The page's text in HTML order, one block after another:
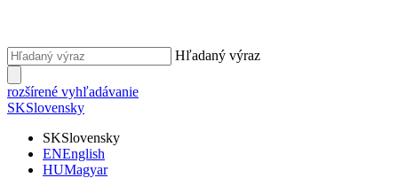
Hľadaný výraz
rozšírené vyhľadávanie
SKSlovensky
SKSlovensky
ENEnglish
HUMagyar